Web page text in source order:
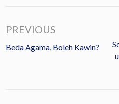
PREVIOUS
Beda Agama, Boleh Kawin?